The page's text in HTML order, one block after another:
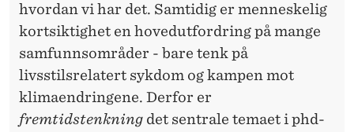
hvordan vi har det. Samtidig er menneskelig
kortsiktighet en hovedutfordring på mange
samfunnsområder - bare tenk på
livsstilsrelatert sykdom og kampen mot
klimaendringene. Derfor er
fremtidstenkning det sentrale temaet i phd-